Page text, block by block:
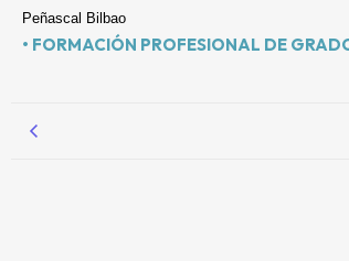
Peñascal Bilbao
• FORMACIÓN PROFESIONAL DE